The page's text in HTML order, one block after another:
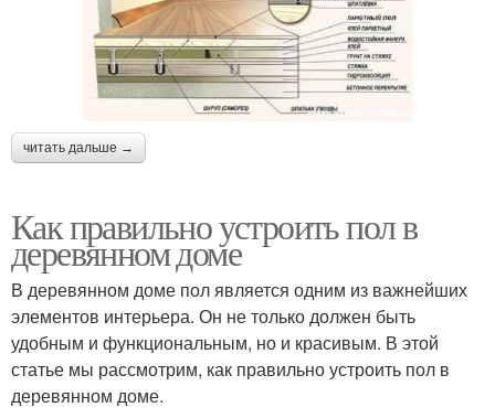
читать дальше →
Как правильно устроить пол в
деревянном доме
В деревянном доме пол является одним из важнейших
элементов интерьера. Он не только должен быть
удобным и функциональным, но и красивым. В этой
статье мы рассмотрим, как правильно устроить пол в
деревянном доме.